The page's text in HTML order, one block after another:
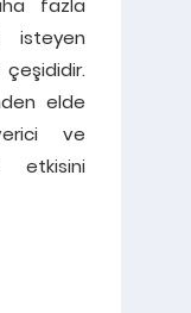
fazla
isteyen
elde
ve
etkisini